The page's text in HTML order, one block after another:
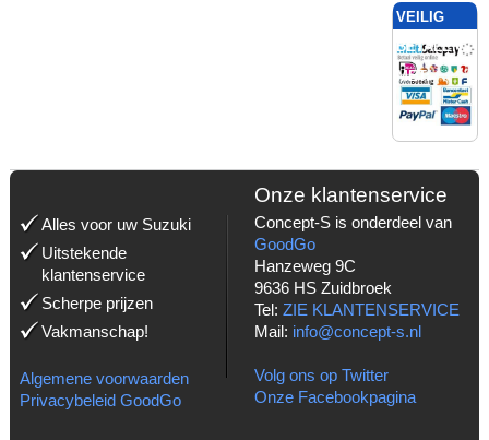
VEILIG
BETALEN
MET:
Alles voor uw Suzuki
Uitstekende
klantenservice
Scherpe prijzen
Vakmanschap!
Algemene voorwaarden
Privacybeleid GoodGo
Onze klantenservice
Concept-S is onderdeel van
GoodGo
Hanzeweg 9C
9636 HS Zuidbroek
Tel: ZIE KLANTENSERVICE
Mail: info@concept-s.nl
Volg ons op Twitter
Onze Facebookpagina